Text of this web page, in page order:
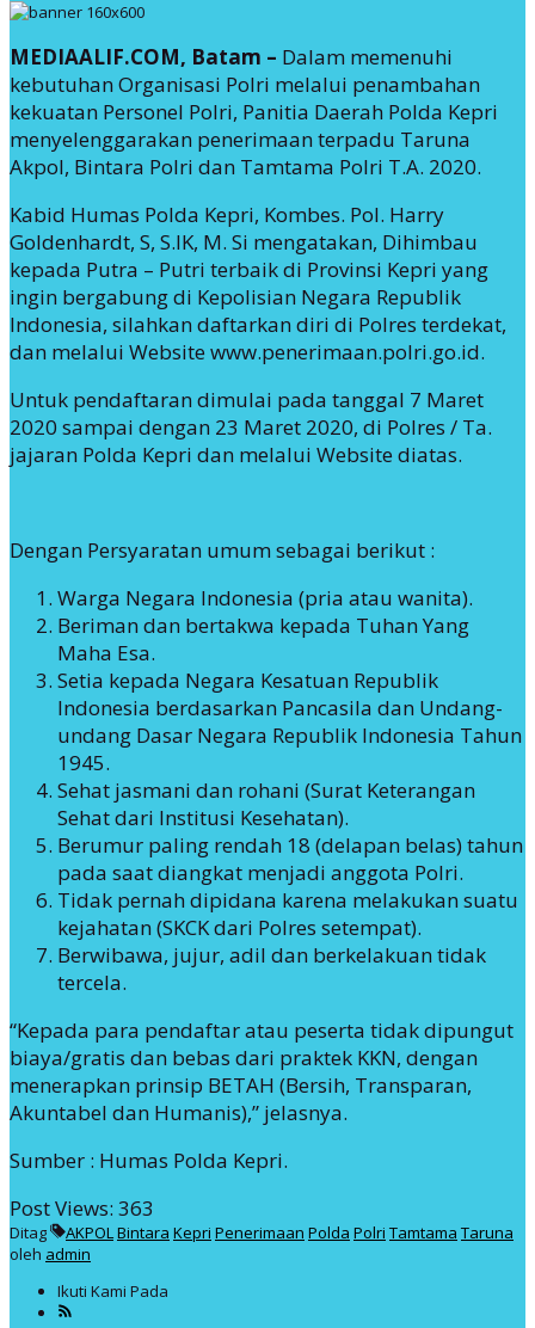
MEDIAALIF.COM, Batam – Dalam memenuhi
kebutuhan Organisasi Polri melalui penambahan
kekuatan Personel Polri, Panitia Daerah Polda Kepri
menyelenggarakan penerimaan terpadu Taruna
Akpol, Bintara Polri dan Tamtama Polri T.A. 2020.
Kabid Humas Polda Kepri, Kombes. Pol. Harry
Goldenhardt, S, S.IK, M. Si mengatakan, Dihimbau
kepada Putra – Putri terbaik di Provinsi Kepri yang
ingin bergabung di Kepolisian Negara Republik
Indonesia, silahkan daftarkan diri di Polres terdekat,
dan melalui Website www.penerimaan.polri.go.id.
Untuk pendaftaran dimulai pada tanggal 7 Maret
2020 sampai dengan 23 Maret 2020, di Polres / Ta.
jajaran Polda Kepri dan melalui Website diatas.
Dengan Persyaratan umum sebagai berikut :
Warga Negara Indonesia (pria atau wanita).
Beriman dan bertakwa kepada Tuhan Yang
Maha Esa.
Setia kepada Negara Kesatuan Republik
Indonesia berdasarkan Pancasila dan Undang-
undang Dasar Negara Republik Indonesia Tahun
1945.
Sehat jasmani dan rohani (Surat Keterangan
Sehat dari Institusi Kesehatan).
Berumur paling rendah 18 (delapan belas) tahun
pada saat diangkat menjadi anggota Polri.
Tidak pernah dipidana karena melakukan suatu
kejahatan (SKCK dari Polres setempat).
Berwibawa, jujur, adil dan berkelakuan tidak
tercela.
“Kepada para pendaftar atau peserta tidak dipungut
biaya/gratis dan bebas dari praktek KKN, dengan
menerapkan prinsip BETAH (Bersih, Transparan,
Akuntabel dan Humanis),” jelasnya.
Sumber : Humas Polda Kepri.
Post Views: 363
Ditag AKPOLBintara Kepri Penerimaan Polda Polri Tamtama Taruna
oleh admin
Ikuti Kami Pada